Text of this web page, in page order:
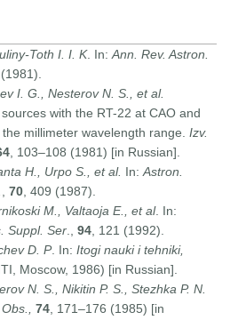
Toth I. I. K. In:Ann. Rev. Astron.
(1981).
I. G., Nesterov N. S., et al.
with the RT-22 at CAO and
millimeter wavelength range.Izv.
, 103–108 (1981) [in Russian].
H., Urpo S., et al. In:Astron.
,70 , 409 (1987).
M., Valtaoja E., et al. In:
Suppl.Ser .,94 , 121 (1992).
D. P. In:Itogi nauki i tehniki,
Moscow, 1986) [in Russian].
N. S., Nikitin P. S., Stezhka P. N.
74 , 171–176 (1985) [in